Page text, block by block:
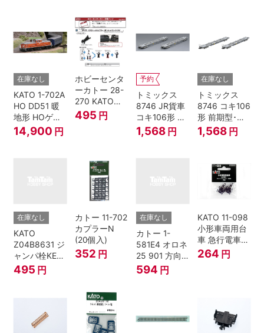
在庫なし
KATO 1-702A
HO DD51 暖
地形 HOゲー
ジ
14,900 円
ホビーセンタ
ーカトー 28-
270 KATOナ
ックルカプラ
ー 黒 センタ
495 円
予約
トミックス
8746 JR貨車
コキ106形 前
期型･新塗装･
コンテナな
1,568 円
在庫なし
トミックス
8746 コキ106
形 前期型･新
塗装･コンテ
ナなし･2両セ
1,568 円
在庫なし
KATO
Z04B8631 ジ
ャンパ栓KE76
濃青 ランナー
495 円
カトー 11-702
カプラーN
(20個入)
352 円
在庫なし
カトー 1-
581E4 オロネ
25 901 方向
幕 4両分
594 円
KATO 11-098
小形車両用台
車 急行電車1
Bトレインシ
ョーティー 対
264 円